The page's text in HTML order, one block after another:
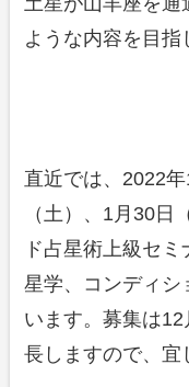
ような内容を目指
直近では、2022
（土）、1月30日
ド占星術上級セ
星学、コンディシ
います。募集は
長しますので、宜